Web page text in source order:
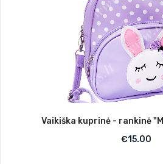
Vaikiška kuprinė - rankinė
€15.00